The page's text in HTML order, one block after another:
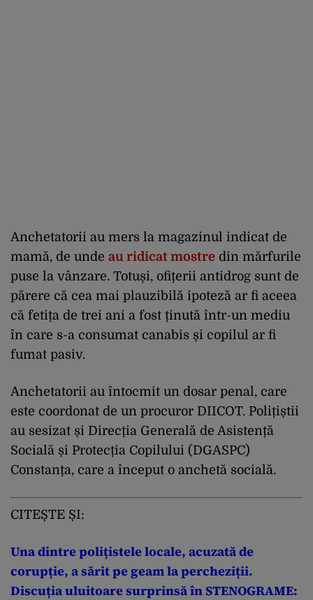
Anchetatorii au mers la magazinul indicat de
mamă, de unde au ridicat mostre din mărfurile
puse la vânzare. Totuși, ofițerii antidrog sunt de
părere că cea mai plauzibilă ipoteză ar fi aceea
că fetița de trei ani a fost ținută într-un mediu
în care s-a consumat canabis și copilul ar fi
fumat pasiv.
Anchetatorii au întocmit un dosar penal, care
este coordonat de un procuror DIICOT. Polițiștii
au sesizat și Direcția Generală de Asistență
Socială și Protecția Copilului (DGASPC)
Constanța, care a început o anchetă socială.
CITEȘTE ȘI:
Una dintre polițistele locale, acuzată de
corupție, a sărit pe geam la percheziții.
Discuția uluitoare surprinsă în STENOGRAME: